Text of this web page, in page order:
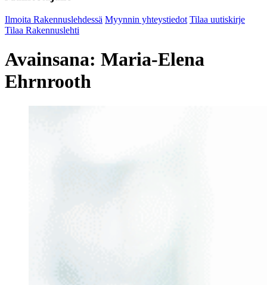
Ilmoita Rakennuslehdessä Myynnin yhteystiedot Tilaa uutiskirje
Tilaa Rakennuslehti
Avainsana: Maria-Elena
Ehrnrooth